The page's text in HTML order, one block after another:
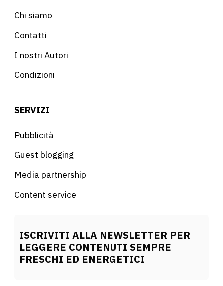
Chi siamo
Contatti
I nostri Autori
Condizioni
SERVIZI
Pubblicità
Guest blogging
Media partnership
Content service
ISCRIVITI ALLA NEWSLETTER PER
LEGGERE CONTENUTI SEMPRE
FRESCHI ED ENERGETICI